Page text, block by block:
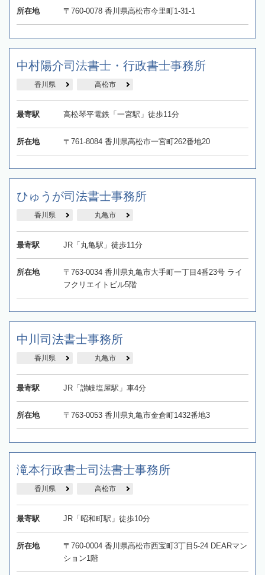
所在地 〒760-0078 香川県高松市今里町1-31-1
中村陽介司法書士・行政書士事務所
香川県 高松市
最寄駅 高松琴平電鉄「一宮駅」徒歩11分
所在地 〒761-8084 香川県高松市一宮町262番地20
ひゅうが司法書士事務所
香川県 丸亀市
最寄駅 JR「丸亀駅」徒歩11分
所在地
〒763-0034 香川県丸亀市大手町一丁目4番23号 ライ
フクリエイトビル5階
中川司法書士事務所
香川県 丸亀市
最寄駅 JR「讃岐塩屋駅」車4分
所在地 〒763‐0053 香川県丸亀市金倉町1432番地3
滝本行政書士司法書士事務所
香川県 高松市
最寄駅 JR「昭和町駅」徒歩10分
所在地
〒760-0004 香川県高松市西宝町3丁目5-24 DEARマン
ション1階